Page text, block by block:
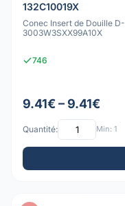
132C10019X
Conec Insert de Douille
3003W3SXX99A10X
746
9.41€ – 9.41€
Quantité: Min: 1